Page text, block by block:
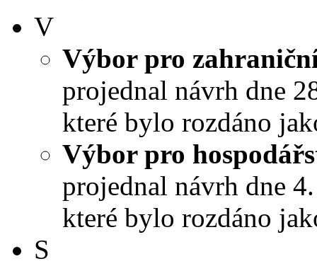
V
Výbor pro
projednal návrh dne
které bylo rozdáno
Výbor pro
projednal návrh dne
které bylo rozdáno
S